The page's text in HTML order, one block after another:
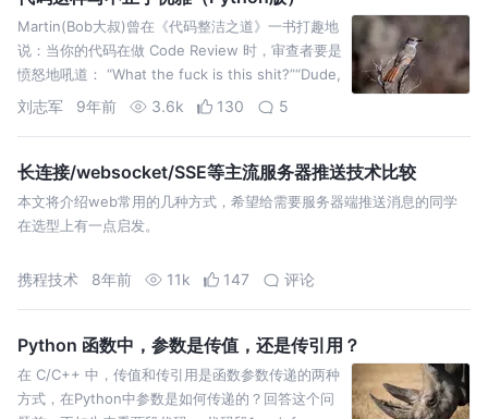
Martin(Bob大叔)曾在《代码整洁之道》一书打趣地
说：当你的代码在做 Code Review 时，审查者要是
愤怒地吼道： “What the fuck is this shit?”“Dude,
What the fuck！” 等言辞激烈的词语时，那说明你
刘志军 9年前 3.6k 130 5
长连接/websocket/SSE等主流服务器推送技术比较
本文将介绍web常用的几种方式，希望给需要服务器端推送消息的同学
在选型上有一点启发。
携程技术 8年前 11k 147 评论
Python 函数中，参数是传值，还是传引用？
在 C/C++ 中，传值和传引用是函数参数传递的两种
方式，在Python中参数是如何传递的？回答这个问